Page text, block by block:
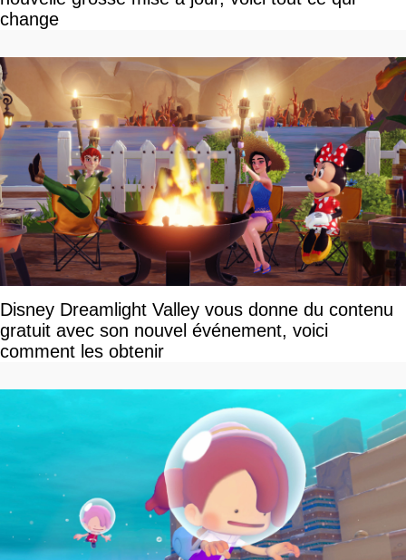
change
Disney Dreamlight Valley vous donne du contenu
gratuit avec son nouvel événement, voici
comment les obtenir